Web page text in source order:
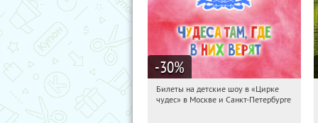
-30%
09:06:20 Получили:3285
Билеты на детские шоу в «Цирке
чудес» в Москве и Санкт-Петербурге